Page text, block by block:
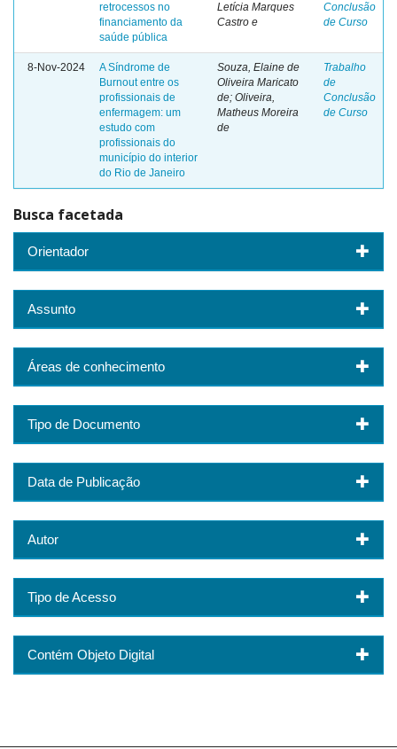
retrocessos no
financiamento da
saúde pública
Letícia Marques
Castro e
Conclusão
de Curso
8-Nov-2024
A Síndrome de
Burnout entre os
profissionais de
enfermagem: um
estudo com
profissionais do
município do interior
do Rio de Janeiro
Souza, Elaine de
Oliveira Maricato
de; Oliveira,
Matheus Moreira
de
Trabalho
de
Conclusão
de Curso
Busca facetada
Orientador
Assunto
Áreas de conhecimento
Tipo de Documento
Data de Publicação
Autor
Tipo de Acesso
Contém Objeto Digital